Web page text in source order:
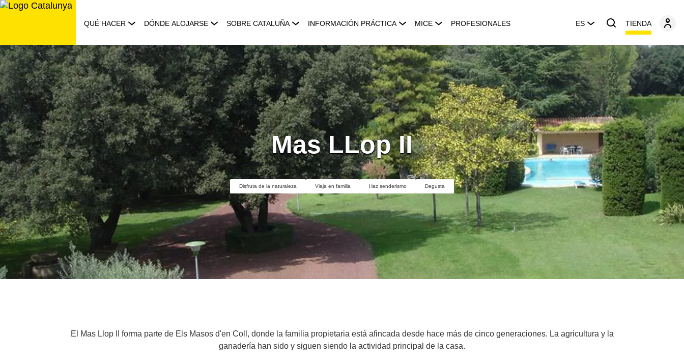
Saltar
QUÉ HACER DÓNDE ALOJARSE SOBRE CATALUÑA INFORMACIÓN PRÁCTICA MICE PROFESIONALES ES TIENDA
Mas LLop II
Disfruta de la naturaleza Viaja en familia Haz senderismo Degusta
El Mas Llop II forma parte de Els Masos d'en Coll, donde la familia propietaria está afincada desde hace más de cinco generaciones. La agricultura y la
ganadería han sido y siguen siendo la actividad principal de la casa.